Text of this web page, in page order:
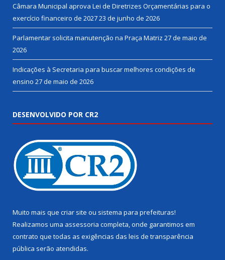
Câmara Municipal aprova Lei de Diretrizes Orçamentárias para o
exercício financeiro de 202723 de junho de 2026
Parlamentar solicita manutenção na Praça Matriz 27 de maio de
2026
Indicações à Secretaria para buscar melhores condições de
ensino 27 de maio de 2026
DESENVOLVIDO POR CR2
Muito mais que criar site ou sistema para prefeituras!
Realizamos uma assessoria completa, onde garantimos em
contrato que todas as exigências das leis de transparência
pública serão atendidas.